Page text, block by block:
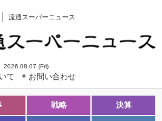
流通スーパーニュース
2026.08.07 (Fri)
て お問い合わせ
戦略 決算